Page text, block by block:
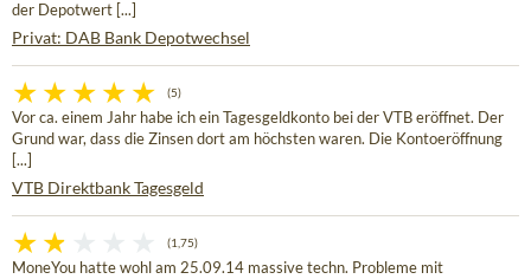
der Depotwert [...]
Privat: DAB Bank Depotwechsel
(5)
Vor ca. einem Jahr habe ich ein Tagesgeldkonto bei der VTB eröffnet. Der
Grund war, dass die Zinsen dort am höchsten waren. Die Kontoeröffnung
[...]
VTB Direktbank Tagesgeld
(1,75)
MoneYou hatte wohl am 25.09.14 massive techn. Probleme mit